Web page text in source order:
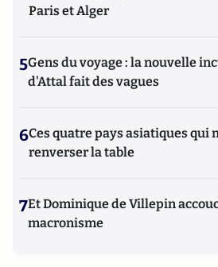
Paris et Alger
5Gens du voyage : la nouvelle
d'Attal fait des vagues
6Ces quatre pays asiatiques qui
renverser la table
7Et Dominique de Villepin
macronisme